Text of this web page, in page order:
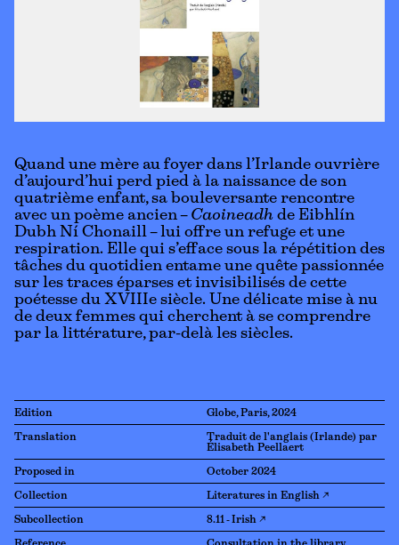
Quand une mère au foyer dans l’Irlande ouvrière
d’aujourd’hui perd pied à la naissance de son
quatrième enfant, sa bouleversante rencontre
avec un poème ancien – Caoineadh de Eibhlín
Dubh Ní Chonaill – lui offre un refuge et une
respiration. Elle qui s’efface sous la répétition des
tâches du quotidien entame une quête passionnée
sur les traces éparses et invisibilisés de cette
poétesse du XVIIIe siècle. Une délicate mise à nu
de deux femmes qui cherchent à se comprendre
par la littérature, par-delà les siècles.
Edition Globe, Paris, 2024
Translation
Traduit de l'anglais (Irlande) par
Élisabeth Peellaert
Proposed in October 2024
Collection Literatures in English ↗
Subcollection 8.11 - Irish ↗